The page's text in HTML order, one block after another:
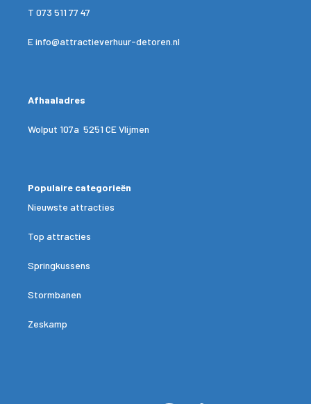
T 073 511 77 47
Einfo@attractieverhuur-detoren.nl
Afhaaladres
Wolput 107a 5251 CE Vlijmen
Populaire categorieën
Nieuwste attracties
Top attracties
Springkussens
Stormbanen
Zeskamp